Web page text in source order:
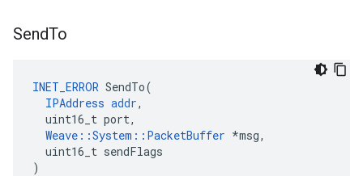
SendTo
INET_ERROR SendTo(
IPAddress addr,
uint16_t port,
Weave ::System :: PacketBuffer *msg,
uint16_t sendFlags
)